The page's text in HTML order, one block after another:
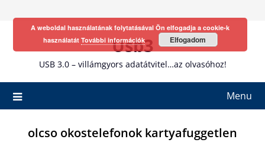
Usb3
USB 3.0 – villámgyors adatátvitel…az olvasóhoz!
Menu
olcso okostelefonok kartyafuggetlen
A weboldal használatának folytatásával Ön elfogadja a cookie-k
használatát További információk Elfogadom